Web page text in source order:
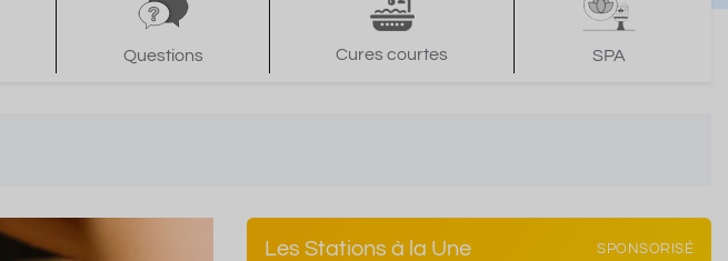
Questions Cures courtes SPA
Les Stations à la Une SPONSORISÉ